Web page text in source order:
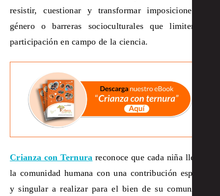
resistir, cuestionar y transformar imposiciones de
género o barreras socioculturales que limiten su
participación en campo de la ciencia.
Crianza con Ternura reconoce que cada niña llega a
la comunidad humana con una contribución especial
y singular a realizar para el bien de su comunidad.